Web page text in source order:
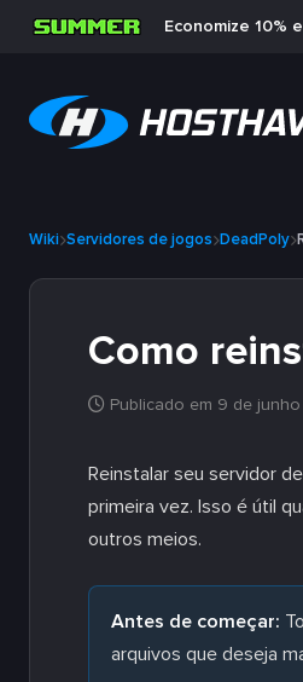
Economize 10%
Wiki Servidores de jogos DeadPoly
Como
Publicado em 9 de
Reinstalar seu servidor
primeira vez. Isso é útil
outros meios.
Antes de começar:
arquivos que deseja